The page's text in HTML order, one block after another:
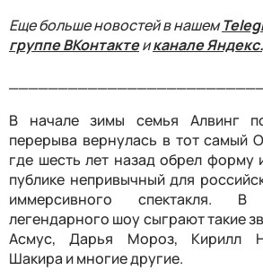
Еще больше новостей в нашем
группе ВКонтактеиканале
В начале зимы семья Алвинг
перерыва вернулась в тот самый
где шесть лет назад обрел форму
публике непривычный для
иммерсивного спектакля.
легендарного шоу сыграют такие
Асмус, Дарья Мороз, Кирилл
Шакира и многие другие.